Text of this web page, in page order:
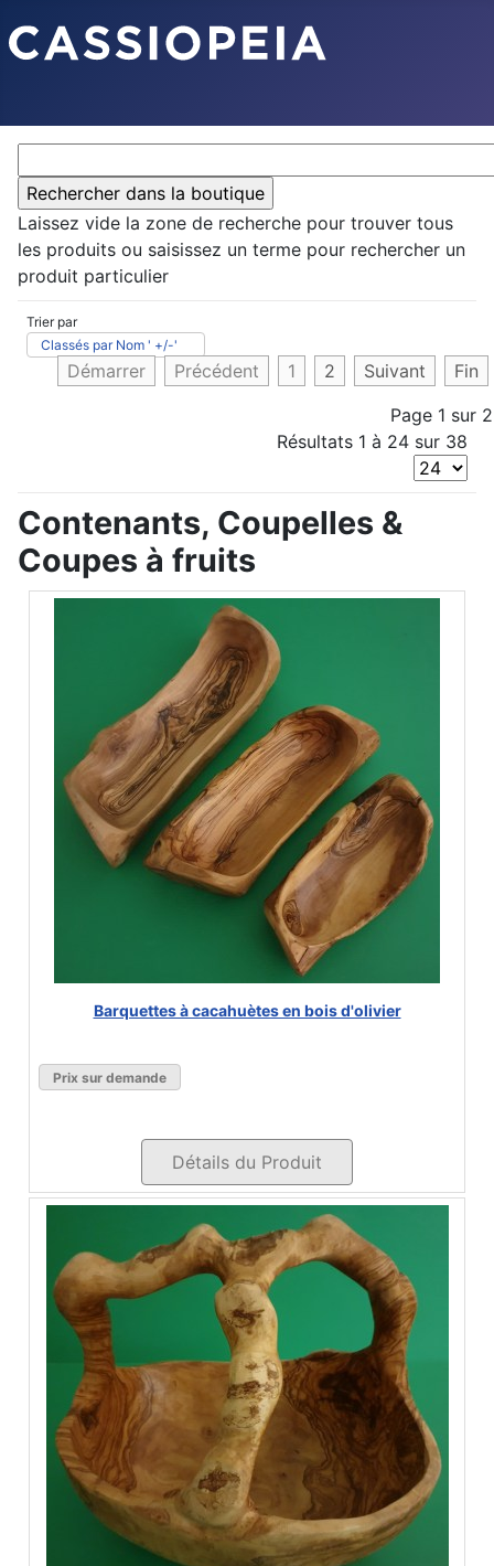
Laissez vide la zone de recherche pour trouver tous
les produits ou saisissez un terme pour rechercher un
produit particulier
Trier par
Classés par Nom ' +/-'
Démarrer Précédent 1 2 Suivant
Fin
Page 1 sur 2
Résultats 1 à 24 sur 38
Contenants, Coupelles &
Coupes à fruits
Barquettes à cacahuètes en bois d'olivier
Prix sur demande
Détails du Produit